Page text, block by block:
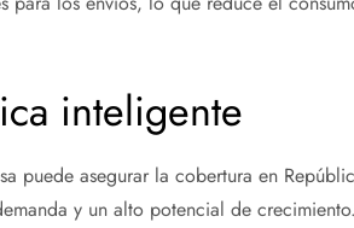
inteligente
puede asegurar la cobertura en
y un alto potencial de crecimiento.